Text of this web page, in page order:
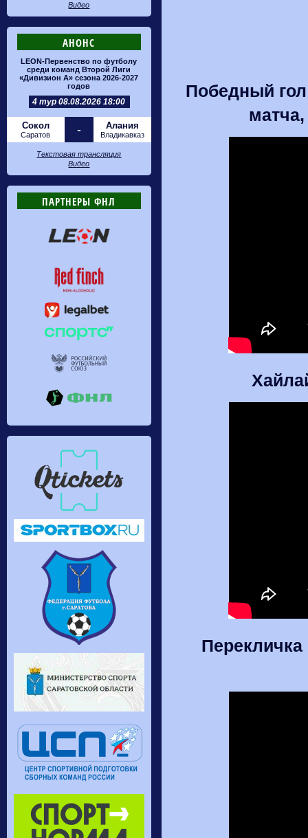
Видео
АНОНС
LEON-Первенство по футболу
среди команд Второй Лиги
«Дивизион А» сезона 2026-2027
годов
4 тур 08.08.2026 18:00
Сокол
Саратов - Алания
Владикавказ
Текстовая трансляция
Видео
ПАРТНЕРЫ ФНЛ
Победный